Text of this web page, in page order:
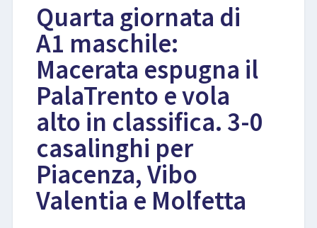
EVENTI
LIBRI
Quarta giornata di
A1 maschile:
Macerata espugna il
PalaTrento e vola
alto in classifica. 3-0
casalinghi per
Piacenza, Vibo
Valentia e Molfetta